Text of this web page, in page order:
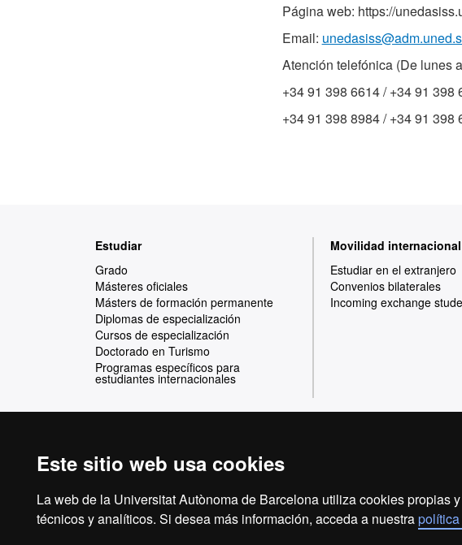
Este sitio web usa cookies
La web de la Universitat Autònoma de Barcelona utiliza cookies propias
técnicos y analíticos. Si desea más información, acceda a nuestra
Página web: https://
Email:
Atención telefónica (De lunes
+34 91 398 6614 / +34 91 398
+34 91 398 8984 / +34 91 398
Estudiar
Grado
Másteres oficiales
Másters de formación permanente
Diplomas de especialización
Cursos de especialización
Doctorado en Turismo
Programas específicos para
estudiantes internacionales
Movilidad internacional
Estudiar en el extranjero
Convenios bilaterales
Incoming exchange
Reconocimiento internacional de la excelencia
HR
Somos
flexible,